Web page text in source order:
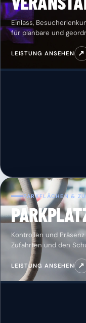
Einlass,
für planbare und
LEISTUNG ANSEHEN ↗
PARKFLÄCHEN &
Kontrollen und
Zufahrten und den
LEISTUNG ANSEHEN ↗